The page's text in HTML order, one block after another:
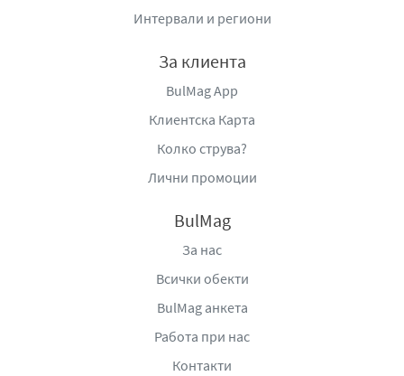
Интервали и региони
За клиента
BulMag App
Клиентска Карта
Колко струва?
Лични промоции
BulMag
За нас
Всички обекти
BulMag анкета
Работа при нас
Контакти